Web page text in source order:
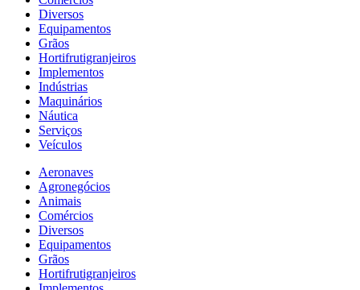
Diversos
Equipamentos
Grãos
Hortifrutigranjeiros
Implementos
Indústrias
Maquinários
Náutica
Serviços
Veículos
Aeronaves
Agronegócios
Animais
Comércios
Diversos
Equipamentos
Grãos
Hortifrutigranjeiros